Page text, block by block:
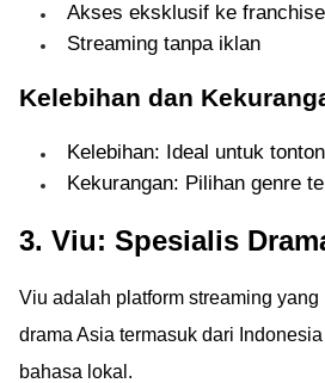
Akses eksklusif ke
Streaming tanpa iklan
Kelebihan dan
Kelebihan: Ideal untuk
Kekurangan: Pilihan genre
3. Viu: Spesialis
Viu adalah platform streaming
drama Asia termasuk dari
bahasa lokal.